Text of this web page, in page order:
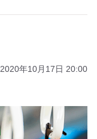
2020年10月17日 20:00